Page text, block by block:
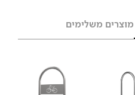
מוצרים משלימים